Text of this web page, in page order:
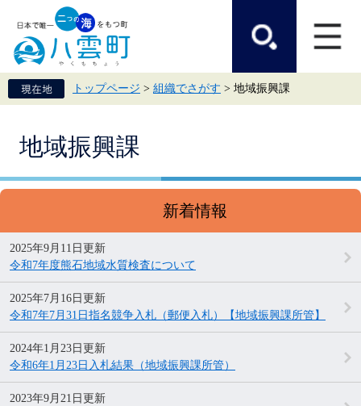
頭
で
す。
飛
ば
し
トップページ > 組織でさがす > 地域振興課
地域振興課
新着情報
2025年9月11日更新
令和7年度熊石地域水質検査について
2025年7月16日更新
令和7年7月31日指名競争入札（郵便入札）【地域振興課所管】
2024年1月23日更新
令和6年1月23日入札結果（地域振興課所管）
2023年9月21日更新